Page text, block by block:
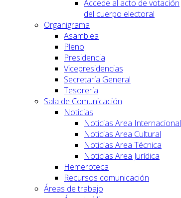
Accede al acto de votación
del cuerpo electoral
Organigrama
Asamblea
Pleno
Presidencia
Vicepresidencias
Secretaría General
Tesorería
Sala de Comunicación
Noticias
Noticias Area Internacional
Noticias Area Cultural
Noticias Area Técnica
Noticias Area Jurídica
Hemeroteca
Recursos comunicación
Áreas de trabajo